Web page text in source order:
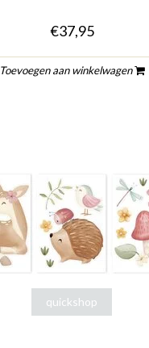
€37,95
Toevoegen aan winkelwagen
quickshop